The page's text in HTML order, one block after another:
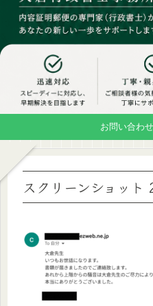
お問い合わ
スクリーンショッ